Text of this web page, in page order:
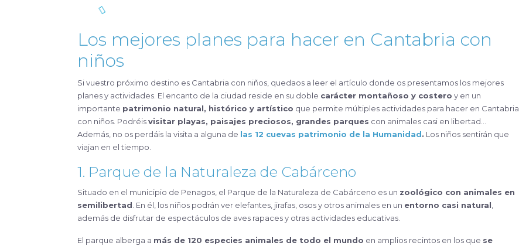
Los mejores planes para hacer en Cantabria con
niños
Si vuestro próximo destino es Cantabria con niños, quedaos a leer el artículo donde os presentamos los mejores
planes y actividades. El encanto de la ciudad reside en su doble carácter montañoso y costero y en un
importante patrimonio natural, histórico y artístico que permite múltiples actividades para hacer en Cantabria
con niños. Podréisvisitar playas, paisajes preciosos, grandes parques con animales casi en libertad…
Además, no os perdáis la visita a alguna de las 12 cuevas patrimonio de la Humanidad. Los niños sentirán que
viajan en el tiempo.
1. Parque de la Naturaleza de Cabárceno
Situado en el municipio de Penagos, el Parque de la Naturaleza de Cabárceno es un zoológico con animales en
semilibertad . En él, los niños podrán ver elefantes, jirafas, osos y otros animales en un entorno casi natural
además de disfrutar de espectáculos de aves rapaces y otras actividades educativas.
El parque alberga a más de 120 especies animales de todo el mundo en amplios recintos en los que se